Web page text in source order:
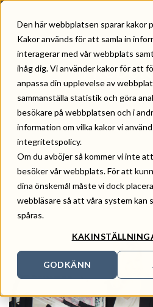
Den här webbplatsen sparar kakor
Kakor används för att samla in
interagerar med vår webbplats
ihåg dig. Vi använder kakor för att
anpassa din upplevelse av
sammanställa statistik och göra
besökare på webbplatsen och i
information om vilka kakor vi
integritetspolicy.
Om du avböjer så kommer vi inte
besöker vår webbplats. För att
dina önskemål måste vi dock
webbläsare så att våra system kan
spåras.
GODKÄNN
Skip
content